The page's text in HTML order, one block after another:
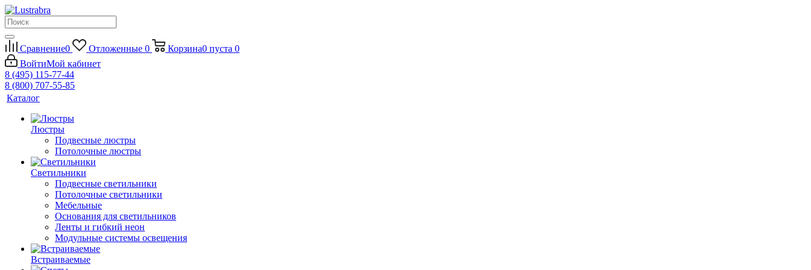
Сравнение0 Отложенные 0 Корзина0 пуста 0
ВойтиМой кабинет
8 (495) 115-77-44
8 (800) 707-55-85
Каталог
Люстры
Подвесные люстры
Потолочные люстры
Светильники
Подвесные светильники
Потолочные светильники
Мебельные
Основания для светильников
Ленты и гибкий неон
Модульные системы освещения
Встраиваемые